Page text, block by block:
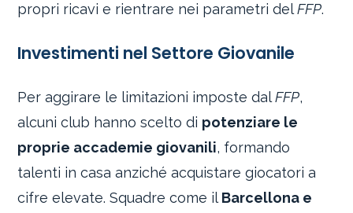
propri ricavi e rientrare nei parametri delFFP.
Investimenti nel Settore Giovanile
Per aggirare le limitazioni imposte dalFFP,
alcuni club hanno scelto di potenziare le
proprie accademie giovanili, formando
talenti in casa anziché acquistare giocatori a
cifre elevate. Squadre come il Barcellona e